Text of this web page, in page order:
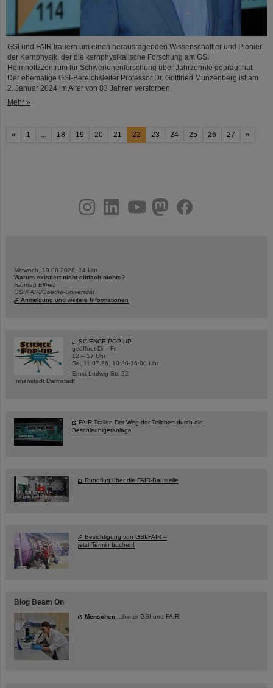
GSI und FAIR trauern um einen herausragenden Wissenschaftler und Pionier
der Kernphysik, der die kernphysikalische Forschung am GSI
Helmholtzzentrum für Schwerionenforschung über Jahrzehnte geprägt hat.
Der ehemalige GSI-Bereichsleiter Professor Dr. Gottfried Münzenberg ist am
2. Januar 2024 im Alter von 83 Jahren verstorben.
Mehr »
« 1 ... 18 19 20 21 22 23 24 25 26 27 »
youtubehelmholtz.socialfacebook
Mittwoch, 19.08.2026, 14 Uhr
Warum existiert nicht einfach nichts?
Hannah Elfner,
GSI/FAIR/Goethe-Universität
Anmeldung und weitere Informationen
SCIENCE POP-UP
geöffnet Di – Fr,
12 – 17 Uhr
Sa, 11.07.26, 10:30-16:00 Uhr
Ernst-Ludwig-Str. 22
Innenstadt Darmstadt
FAIR-Trailer: Der Weg der Teilchen durch die
Beschleunigeranlage
Rundflug über die FAIR-Baustelle
Besichtigung von GSI/FAIR –
jetzt Termin buchen!
Blog Beam On
Menschen ...hinter GSI und FAIR.